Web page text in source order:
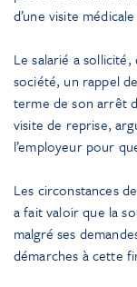
d’une visite
Le salarié a sollicité,
société, un rappel
terme de son arrêt
visite de reprise,
l’employeur pour
Les circonstances
a fait valoir que la
malgré ses
démarches à cette